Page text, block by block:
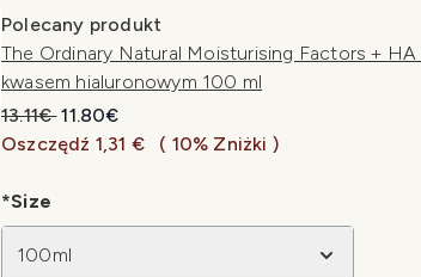
Polecany produkt
The Ordinary Natural Moisturising Factors + HA
kwasem hialuronowym 100 ml
Sugerowana cena detaliczna:
13.11€Aktualna cena:
11.80€
Oszczędź 1,31 €
( 10% Zniżki )
*Size
100ml